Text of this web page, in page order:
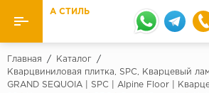
Назад
Ламинат
А СТИЛЬ
Главная / Каталог
/
Кварцвиниловая плитка, SPC, Кварцевый
GRAND SEQUOIA | SPC | Alpine Floor |